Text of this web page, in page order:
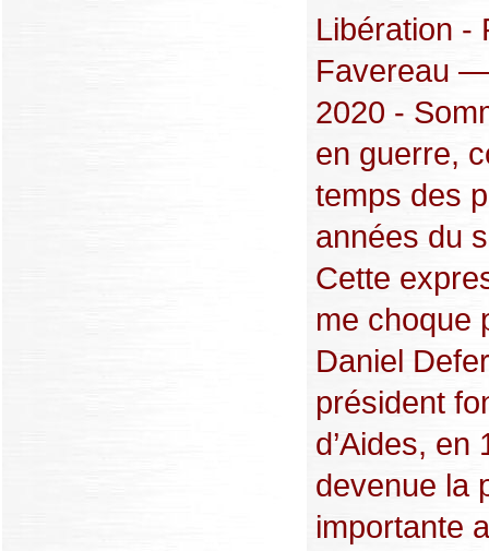
Libération -
Favereau
2020 -
en guerre,
temps des
années du
Cette
me choque
Daniel
président
d’Aides, en
devenue la
importante